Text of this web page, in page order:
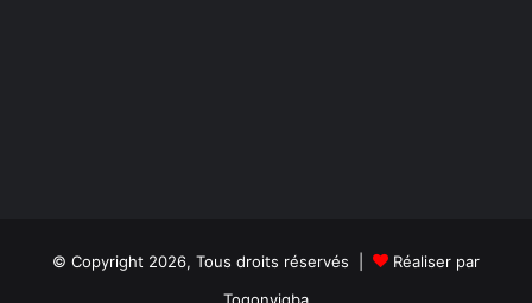
© Copyright 2026, Tous droits réservés |
Réaliser par
Togonyigba